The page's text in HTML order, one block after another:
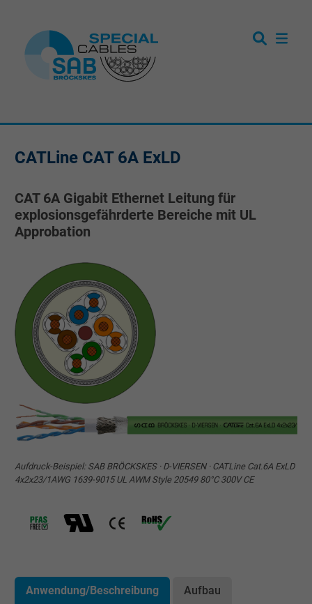
CATLine CAT 6A ExLD
CAT 6A Gigabit Ethernet Leitung für
explosionsgefährderte Bereiche mit UL
Approbation
Aufdruck-Beispiel: SAB BRÖCKSKES · D-VIERSEN · CATLine Cat.6A ExLD
4x2x23/1AWG 1639-9015 UL AWM Style 20549 80°C 300V CE
Anwendung/Beschreibung Aufbau